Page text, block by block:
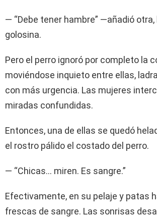
— “Debe tener hambre” —añadió
golosina.
Pero el perro ignoró por completo la
moviéndose inquieto entre ellas,
con más urgencia. Las mujeres
miradas confundidas.
Entonces, una de ellas se quedó
el rostro pálido el costado del perro.
— “Chicas… miren. Es sangre.”
Efectivamente, en su pelaje y patas
frescas de sangre. Las sonrisas